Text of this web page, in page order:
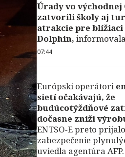
Úrady vo východnej
zatvorili školy aj
atrakcie pre
Dolphin,
07:44
Európski operátori
sietí očakávajú, že
budúcotýždňové
dočasne zníži
ENTSO‑E preto
zabezpečenie
uviedla agentúra AFP.